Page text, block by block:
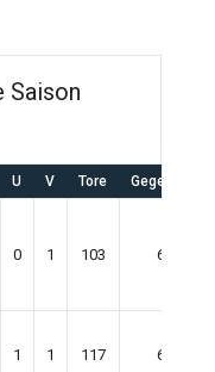
Saison
U V Tore Gegentore
0 1 103 66
1 1 117 69